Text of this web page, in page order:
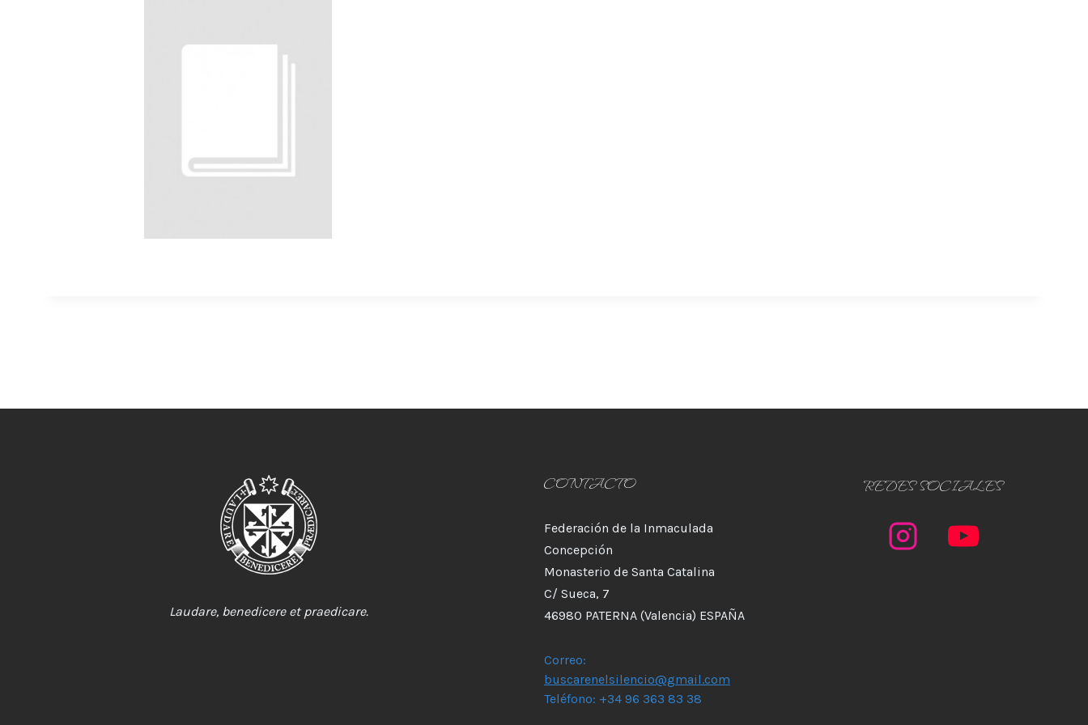
Laudare, benedicere et praedicare.
CONTACTO
Federación de la Inmaculada
Concepción
Monasterio de Santa Catalina
C/ Sueca, 7
46980 PATERNA (Valencia) ESPAÑA
Correo:
buscarenelsilencio@gmail.com
Teléfono: +34 96 363 83 38
REDES SOCIALES